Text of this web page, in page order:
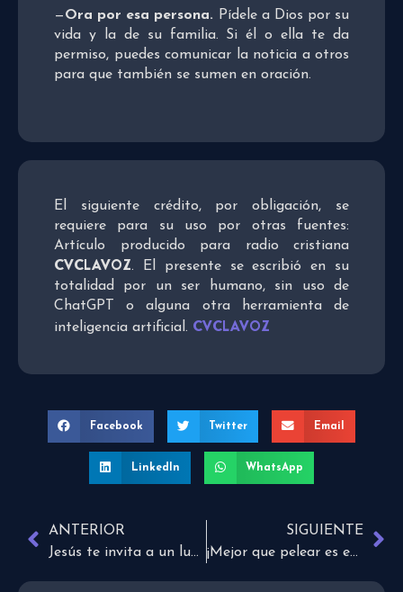
—Ora por esa persona. Pídele a Dios por su
vida y la de su familia. Si él o ella te da
permiso, puedes comunicar la noticia a otros
para que también se sumen en oración.
El siguiente crédito, por obligación, se
requiere para su uso por otras fuentes:
Artículo producido para radio cristiana
CVCLAVOZ. El presente se escribió en su
totalidad por un ser humano, sin uso de
ChatGPT o alguna otra herramienta de
inteligencia artificial. CVCLAVOZ
Facebook Twitter Email
LinkedIn WhatsApp
ANTERIOR
Jesús te invita a un lugar de descanso
SIGUIENTE
¡Mejor que pelear es entregar!